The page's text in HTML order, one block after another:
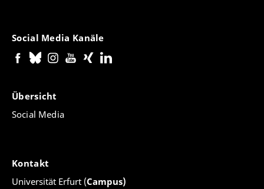
Social Media Kanäle
Übersicht
Social Media
Kontakt
Universität Erfurt (Campus)